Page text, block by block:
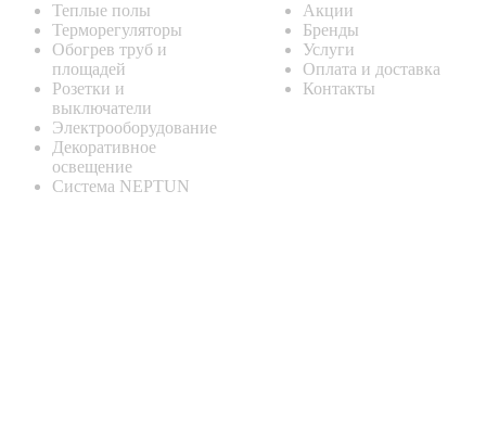
Теплые полы
Терморегуляторы
Обогрев труб и
площадей
Розетки и
выключатели
Электрооборудование
Декоративное
освещение
Система NEPTUN
Акции
Бренды
Услуги
Оплата и доставка
Контакты